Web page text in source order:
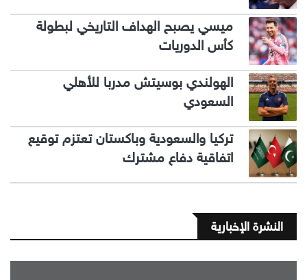
ميسي يصبح الهداف التاريخي لبطولة
كأس الدوريات
الهولندي بوسيتش مدربا للأهلي
السعودي
تركيا والسعودية وباكستان تعتزم توقيع
اتفاقية دفاع مشترك
النشرة الإخبارية